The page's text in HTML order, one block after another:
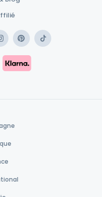
PinterestTikTok
Card
Safe Payment Klarna